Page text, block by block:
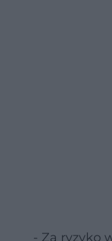
- Za ryzyko